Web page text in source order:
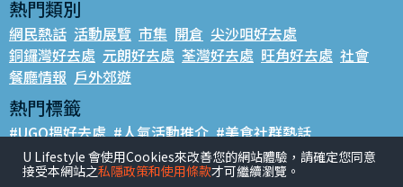
熱門類別
網民熱話 活動展覽 市集 開倉 尖沙咀好去處
銅鑼灣好去處 元朗好去處 荃灣好去處 旺角好去處 社會
餐廳情報 戶外郊遊
熱門標籤
#UGO搵好去處 #人氣活動推介 #美食社群熱話
#親子玩樂好去處 #ULifestyle應用程式 #限時搶
#UJetso禮物放送 #ULifestyle商戶中心 #著數
U Lifestyle 會使用Cookies來改善您的網站體驗，請確定您同意
接受本網站之私隱政策和使用條款才可繼續瀏覽。